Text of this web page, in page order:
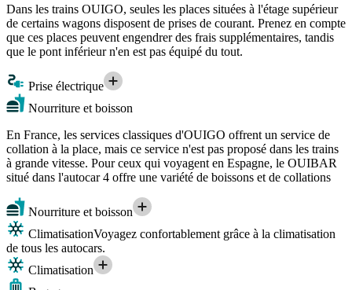
Dans les trains OUIGO, seules les places situées à l'étage supérieur
de certains wagons disposent de prises de courant. Prenez en compte
que ces places peuvent engendrer des frais supplémentaires, tandis
que le pont inférieur n'en est pas équipé du tout.
Prise électrique
Nourriture et boisson
En France, les services classiques d'OUIGO offrent un service de
collation à la place, mais ce service n'est pas proposé dans les trains
à grande vitesse. Pour ceux qui voyagent en Espagne, le OUIBAR
situé dans l'autocar 4 offre une variété de boissons et de collations
Nourriture et boisson
ClimatisationVoyagez confortablement grâce à la climatisation
de tous les autocars.
Climatisation